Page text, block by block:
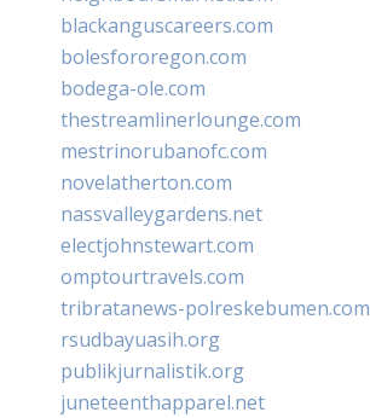
blackanguscareers.com
bolesfororegon.com
bodega-ole.com
thestreamlinerlounge.com
mestrinorubanofc.com
novelatherton.com
nassvalleygardens.net
electjohnstewart.com
omptourtravels.com
tribratanews-polreskebumen.com
rsudbayuasih.org
publikjurnalistik.org
juneteenthapparel.net